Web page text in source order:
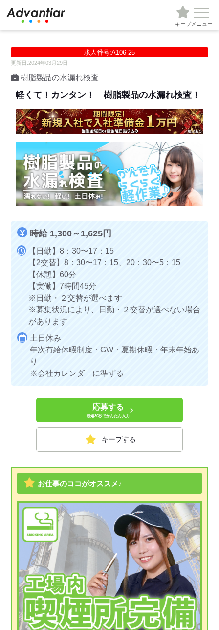
キープメニュー
求人番号:A106-25
更新日:2024年03月29日
樹脂製品の水漏れ検査
軽くて！カンタン！ 樹脂製品の水漏れ検査！
時給 1,300～1,625円
【日勤】8：30〜17：15
【2交替】8：30〜17：15、20：30〜5：15
【休憩】60分
【実働】7時間45分
※日勤・２交替が選べます
※募集状況により、日勤・２交替が選べない場合
があります
土日休み
年次有給休暇制度・GW・夏期休暇・年末年始あ
り
※会社カレンダーに準ずる
応募する
最短30秒でかんたん入力
キープする
お仕事のココがオススメ♪